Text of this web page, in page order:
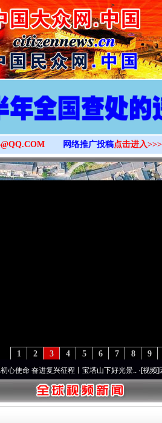
>
网络推广投稿点击进入>>>
9
8
7
6
5
4
3
2
1
进复兴征程丨宝塔山下好光景..·[视频]因党而生